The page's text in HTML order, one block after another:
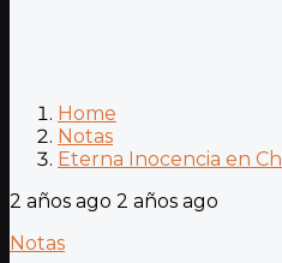
Home
Notas
Eterna Inocencia en
2 años ago 2 años ago
Notas